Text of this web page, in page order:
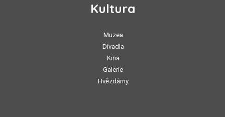
Kultura
Muzea
Divadla
Kina
Galerie
Hvězdárny